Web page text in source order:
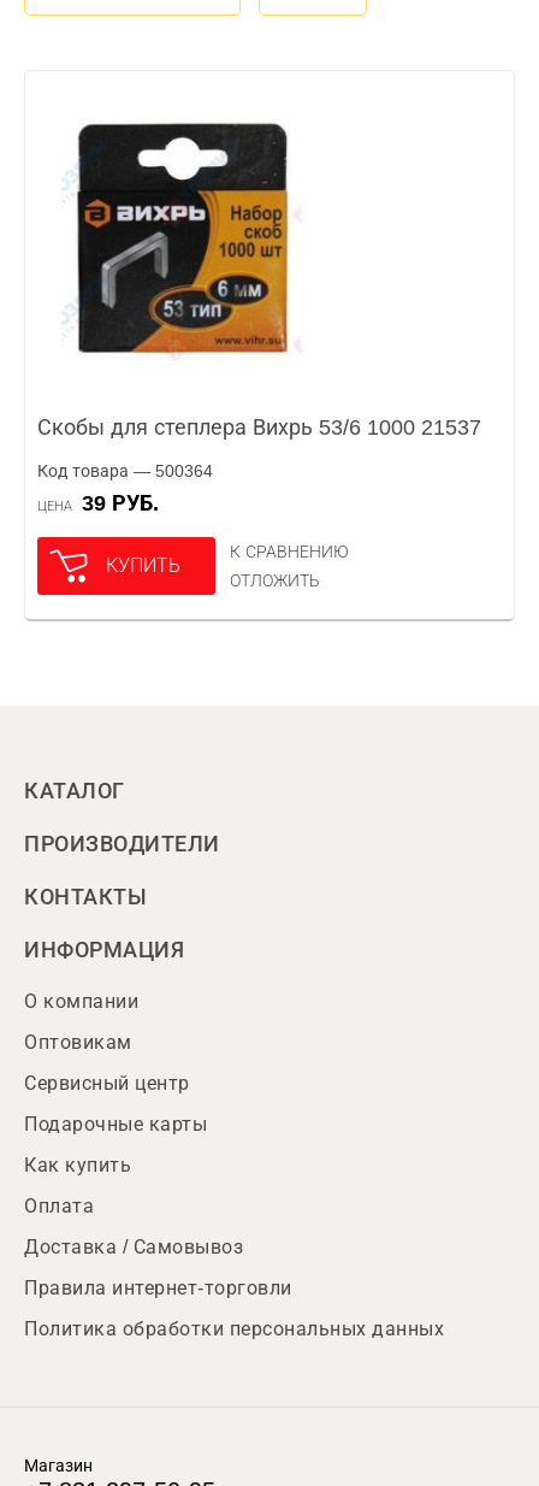
Скобы для степлера Вихрь 53/6 1000 21537
Код товара — 500364
ЦЕНА 39 РУБ.
КУПИТЬ
К СРАВНЕНИЮ
ОТЛОЖИТЬ
КАТАЛОГ
ПРОИЗВОДИТЕЛИ
КОНТАКТЫ
ИНФОРМАЦИЯ
О компании
Оптовикам
Сервисный центр
Подарочные карты
Как купить
Оплата
Доставка / Самовывоз
Правила интернет-торговли
Политика обработки персональных данных
Магазин